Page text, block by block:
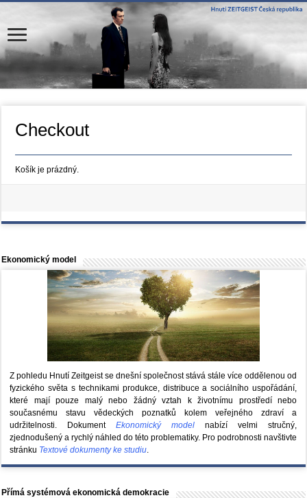
Checkout
Košík je prázdný.
Ekonomický model
Z pohledu Hnutí Zeitgeist se dnešní společnost stává stále více oddělenou od
fyzického světa s technikami produkce, distribuce a sociálního uspořádání,
které mají pouze malý nebo žádný vztah k životnímu prostředí nebo
současnému stavu vědeckých poznatků kolem veřejného zdraví a
udržitelnosti. DokumentEkonomický model nabízí velmi stručný,
zjednodušený a rychlý náhled do této problematiky. Pro podrobnosti navštivte
stránku Textové dokumenty ke studiu.
Přímá systémová ekonomická demokracie